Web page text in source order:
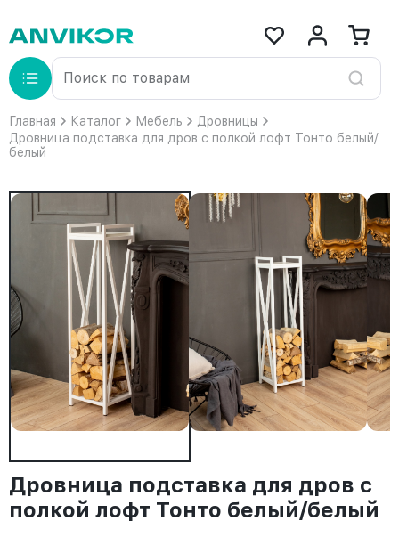
Главная Каталог Мебель
Дровницы
Дровница подставка для дров с полкой лофт Тонто белый/
белый
Дровница подставка для дров с
полкой лофт Тонто белый/белый